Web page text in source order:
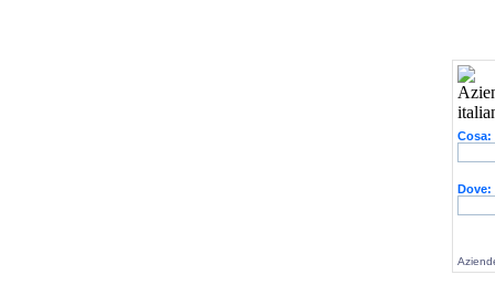
Cosa:
Dove: